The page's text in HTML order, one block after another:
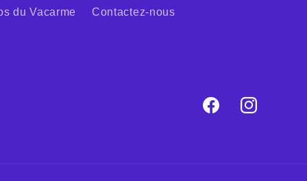
du Vacarme Contactez-nous
FacebookInstagram